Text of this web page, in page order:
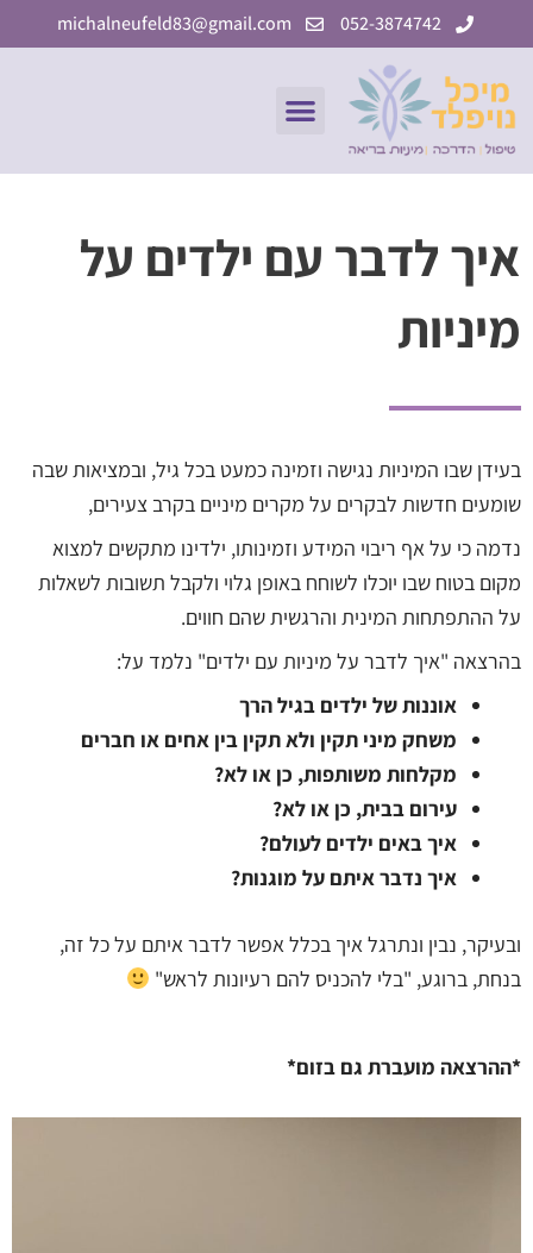
לתוכן
052-3874742
michalneufeld83@gmail.com
תפריט
איך לדבר עם ילדים על
מיניות
בעידן שבו המיניות נגישה וזמינה כמעט בכל גיל, ובמציאות שבה
שומעים חדשות לבקרים על מקרים מיניים בקרב צעירים,
נדמה כי על אף ריבוי המידע וזמינותו, ילדינו מתקשים למצוא
מקום בטוח שבו יוכלו לשוחח באופן גלוי ולקבל תשובות לשאלות
על ההתפתחות המינית והרגשית שהם חווים.
בהרצאה "איך לדבר על מיניות עם ילדים" נלמד על:
אוננות של ילדים בגיל הרך
משחק מיני תקין ולא תקין בין אחים או חברים
מקלחות משותפות, כן או לא?
עירום בבית, כן או לא?
איך באים ילדים לעולם?
איך נדבר איתם על מוגנות?
ובעיקר, נבין ונתרגל איך בכלל אפשר לדבר איתם על כל זה,
בנחת, ברוגע, "בלי להכניס להם רעיונות לראש"
*ההרצאה מועברת גם בזום*